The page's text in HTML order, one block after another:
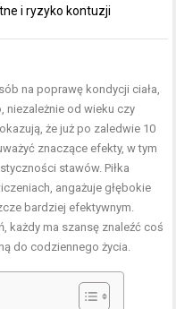
i ryzyko kontuzji
na poprawę kondycji ciała,
niezależnie od wieku czy
że już po zaledwie 10
znaczące efekty, w tym
stawów. Piłka
angażuje głębokie
bardziej efektywnym.
każdy ma szansę znaleźć coś
do codziennego życia.